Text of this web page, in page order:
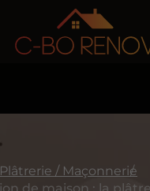
Plâtrerie / Maçonnerie